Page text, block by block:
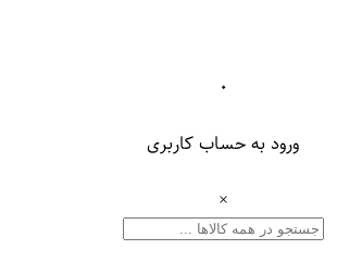
۰
ورود به حساب کاربری
×